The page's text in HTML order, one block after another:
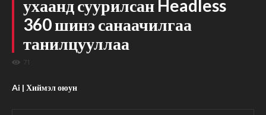
ухаанд суурилсан Headless
360 шинэ санаачилгаа
танилцууллаа
71
Ai | Хиймэл оюун